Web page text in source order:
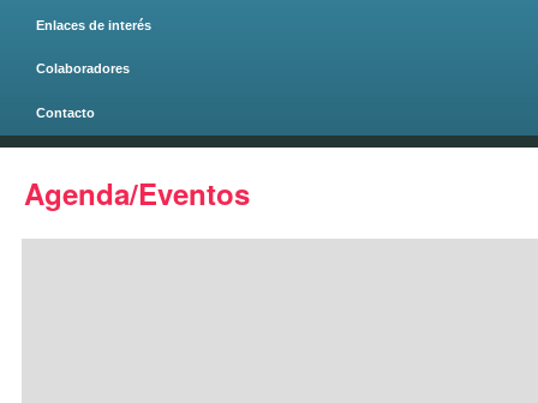
Enlaces de interés
Colaboradores
Contacto
Página principal
Agenda/Eventos